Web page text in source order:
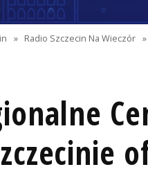
» Radio Szczecin Na Wieczór »